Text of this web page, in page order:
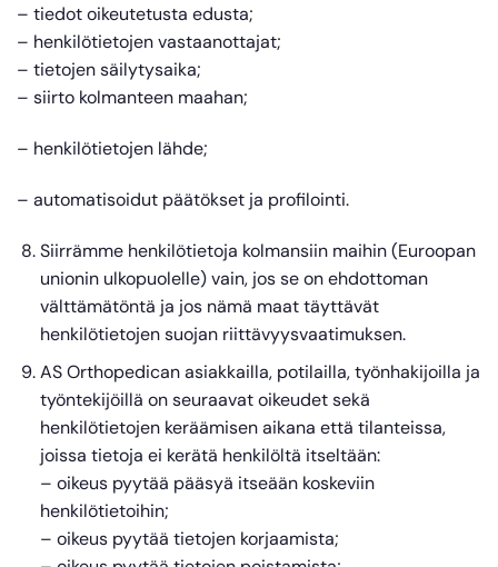
– tiedot oikeutetusta edusta;
– henkilötietojen vastaanottajat;
– tietojen säilytysaika;
– siirto kolmanteen maahan;
– henkilötietojen lähde;
– automatisoidut päätökset ja profilointi.
Siirrämme henkilötietoja kolmansiin maihin (Euroopan
unionin ulkopuolelle) vain, jos se on ehdottoman
välttämätöntä ja jos nämä maat täyttävät
henkilötietojen suojan riittävyysvaatimuksen.
AS Orthopedican asiakkailla, potilailla, työnhakijoilla ja
työntekijöillä on seuraavat oikeudet sekä
henkilötietojen keräämisen aikana että tilanteissa,
joissa tietoja ei kerätä henkilöltä itseltään:
– oikeus pyytää pääsyä itseään koskeviin
henkilötietoihin;
– oikeus pyytää tietojen korjaamista;